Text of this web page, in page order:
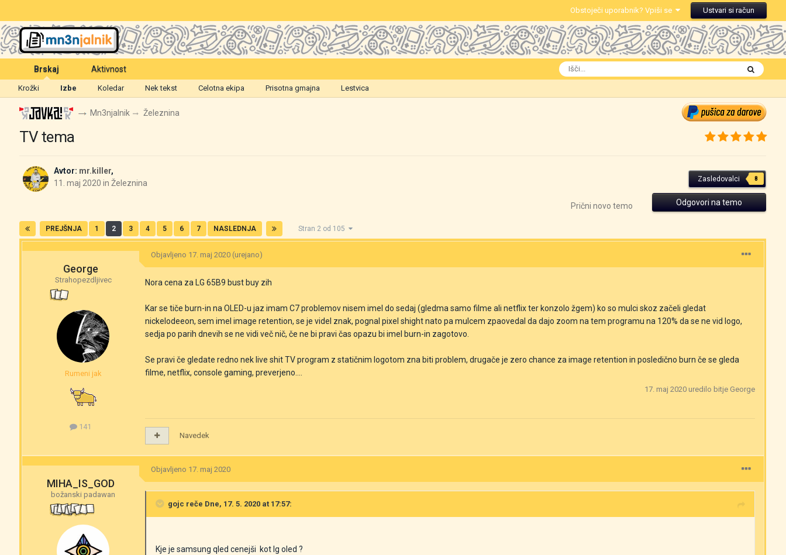
Obstoječi uporabnik? Vpiši se Ustvari si račun
Brskaj
Krožki Izbe Koledar Nek tekst Celotna ekipa Prisotna gmajna Lestvica
Aktivnost
Mn3njalnik Železnina
TV tema
Avtor: mr.killer,
11. maj 2020 inŽeleznina Zasledovalci 8
Odgovori na temo
Prični novo temo
PREJŠNJA 1 2 3 4 5 6 7 NASLEDNJA Stran 2 od 105
George
Strahopezdljivec
Rumeni jak
141
Objavljeno 17. maj 2020 (urejano)
Nora cena za LG 65B9 bust buy zih
Kar se tiče burn-in na OLED-u jaz imam C7 problemov nisem imel do sedaj (gledma samo filme ali netflix ter konzolo žgem) ko so mulci skoz začeli gledat
nickelodeeon, sem imel image retention, se je videl znak, pognal pixel shight nato pa mulcem zpaovedal da dajo zoom na tem programu na 120% da se ne vid logo,
sedja po parih dnevih se ne vidi več nič, če ne bi pravi čas opazu bi imel burn-in zagotovo.
Se pravi če gledate redno nek live shit TV program z statičnim logotom zna biti problem, drugače je zero chance za image retention in posledično burn če se gleda
filme, netflix, console gaming, preverjeno....
17. maj 2020 uredilo bitje George
Navedek
MIHA_IS_GOD
božanski padawan
Objavljeno 17. maj 2020
gojc reče Dne, 17. 5. 2020 at 17:57:
Kje je samsung qled cenejši kot lg oled ?